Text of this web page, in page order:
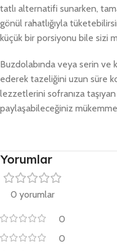
tatlı alternatifi sunarken,
gönül rahatlığıyla
küçük bir porsiyonu bile sizi
Buzdolabında veya serin ve
ederek tazeliğini uzun süre
lezzetlerini sofranıza
paylaşabileceğiniz
Yorumlar
0 yorumlar
0
0